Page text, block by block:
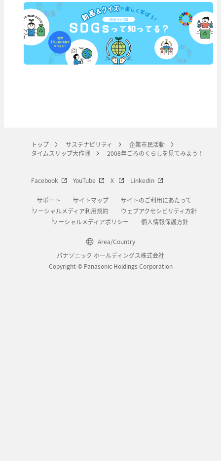
トップ サステナビリティ
企業市民活動
タイムスリップ大作戦
2008年ごろのくらしを見てみよう！
Facebook YouTube X LinkedIn
サポート サイトマップ
サイトのご利用にあたって
ソーシャルメディア利用規約
ウェブアクセシビリティ方針
ソーシャルメディアポリシー
個人情報保護方針
Area/Country
パナソニック ホールディングス株式会社
Copyright © Panasonic Holdings Corporation